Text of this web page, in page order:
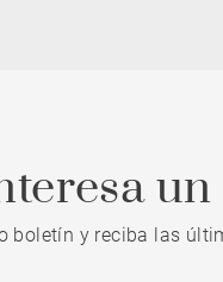
boletín y reciba las